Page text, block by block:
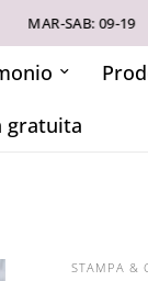
SAB: 09-19
gratuita
STAMPA &